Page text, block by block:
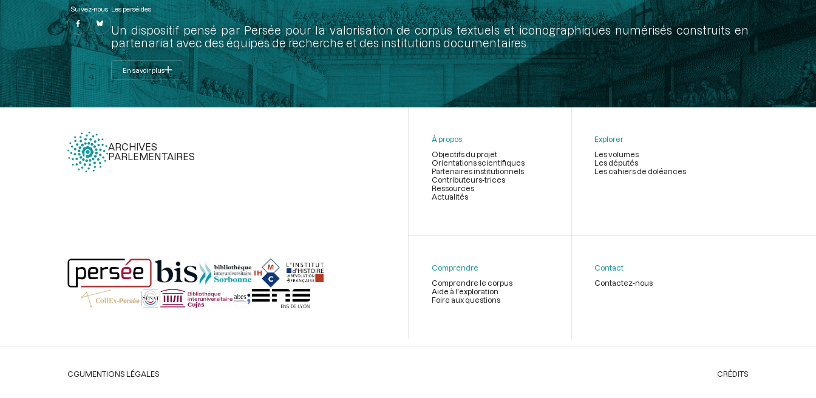
Suivez-nous Les perséides
Un dispositif pensé par Persée pour la valorisation de corpus textuels et iconographiques numérisés construits en
partenariat avec des équipes de recherche et des institutions documentaires.
En savoir plus
ARCHIVES
PARLEMENTAIRES
page
À propos
Objectifs du projet
Orientations scientifiques
Partenaires institutionnels
Contributeurs-trices
Ressources
Actualités
Explorer
Les volumes
Les députés
Les cahiers de doléances
Comprendre
Comprendre le corpus
Aide à l'exploration
Foire aux questions
Contact
Contactez-nous
Légal
CGUMENTIONS LÉGALES CRÉDITS